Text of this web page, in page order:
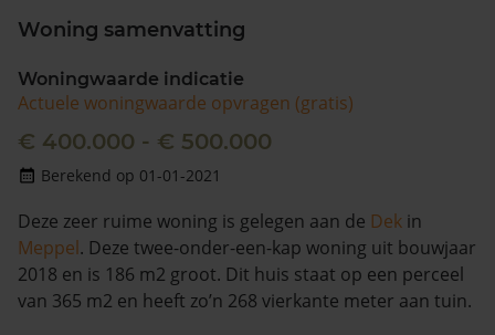
Woning samenvatting
Woningwaarde indicatie
Actuele woningwaarde opvragen (gratis)
€ 400.000 - € 500.000
Berekend op 01-01-2021
Deze zeer ruime woning is gelegen aan de Dek in
Meppel. Deze twee-onder-een-kap woning uit bouwjaar
2018 en is 186 m2 groot. Dit huis staat op een perceel
van 365 m2 en heeft zo’n 268 vierkante meter aan tuin.